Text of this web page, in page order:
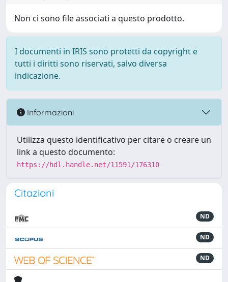
Non ci sono file associati a questo prodotto.
I documenti in IRIS sono protetti da copyright e
tutti i diritti sono riservati, salvo diversa
indicazione.
Informazioni
Utilizza questo identificativo per citare o creare un
link a questo documento:
https://hdl.handle.net/11591/176310
Citazioni
ND
ND
ND